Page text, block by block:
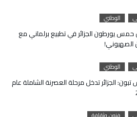
الوطني
حمس يورطون الجزائر في تطبيع برلماني مع
الصهيوني!
الوطني
تبون: الجزائر تدخل مرحلة العصرنة الشاملة عام